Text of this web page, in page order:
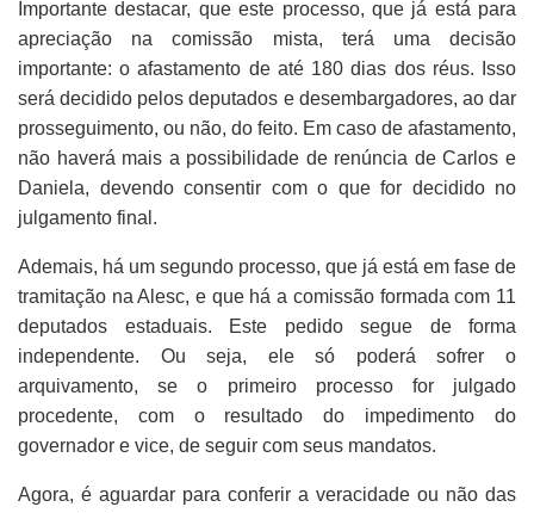
Importante destacar, que este processo, que já está para
apreciação na comissão mista, terá uma decisão
importante: o afastamento de até 180 dias dos réus. Isso
será decidido pelos deputados e desembargadores, ao dar
prosseguimento, ou não, do feito. Em caso de afastamento,
não haverá mais a possibilidade de renúncia de Carlos e
Daniela, devendo consentir com o que for decidido no
julgamento final.
Ademais, há um segundo processo, que já está em fase de
tramitação na Alesc, e que há a comissão formada com 11
deputados estaduais. Este pedido segue de forma
independente. Ou seja, ele só poderá sofrer o
arquivamento, se o primeiro processo for julgado
procedente, com o resultado do impedimento do
governador e vice, de seguir com seus mandatos.
Agora, é aguardar para conferir a veracidade ou não das